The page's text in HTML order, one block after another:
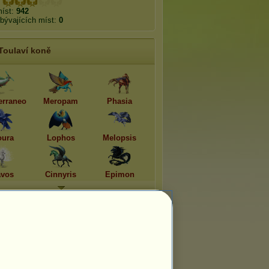
942
míst: 0
koně
Meropam Phasia
Lophos Melopsis
Cinnyris Epimon